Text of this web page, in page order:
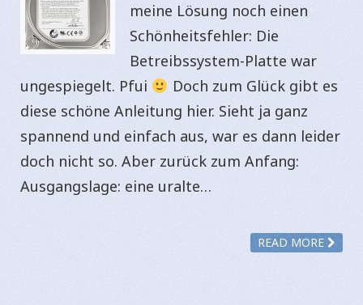
meine Lösung noch einen
Schönheitsfehler: Die
Betreibssystem-Platte war
ungespiegelt. Pfui
Doch zum Glück gibt es
diese schöne Anleitung hier. Sieht ja ganz
spannend und einfach aus, war es dann leider
doch nicht so. Aber zurück zum Anfang:
Ausgangslage: eine uralte…
READ MORE